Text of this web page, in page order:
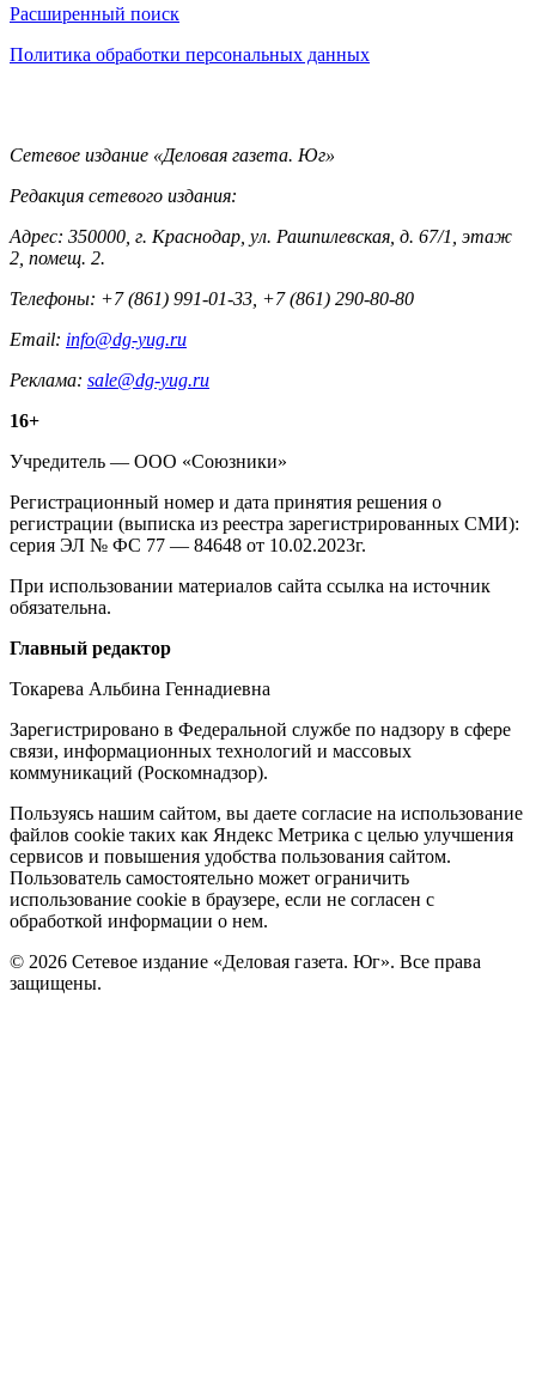
Информация
Расширенный поиск
Политика обработки персональных данных
Контакты
Сетевое издание «Деловая газета. Юг»
Редакция сетевого издания:
Адрес: 350000, г. Краснодар, ул. Рашпилевская, д. 67/1, этаж
2, помещ. 2.
Телефоны: +7 (861) 991-01-33, +7 (861) 290-80-80
Email: info@dg-yug.ru
Реклама: sale@dg-yug.ru
Информация
о
издании
16+
Учредитель — ООО «Союзники»
Регистрационный номер и дата принятия решения о
регистрации (выписка из реестра зарегистрированных СМИ):
серия ЭЛ № ФС 77 — 84648 от 10.02.2023г.
При использовании материалов сайта ссылка на источник
обязательна.
Редакция
Главный редактор
Токарева Альбина Геннадиевна
Зарегистрировано в Федеральной службе по надзору в сфере
связи, информационных технологий и массовых
коммуникаций (Роскомнадзор).
Политика
cookie
Пользуясь нашим сайтом, вы даете согласие на использование
файлов cookie таких как Яндекс Метрика с целью улучшения
сервисов и повышения удобства пользования сайтом.
Пользователь самостоятельно может ограничить
использование cookie в браузере, если не согласен с
обработкой информации о нем.
© 2026 Сетевое издание «Деловая газета. Юг». Все права
защищены.